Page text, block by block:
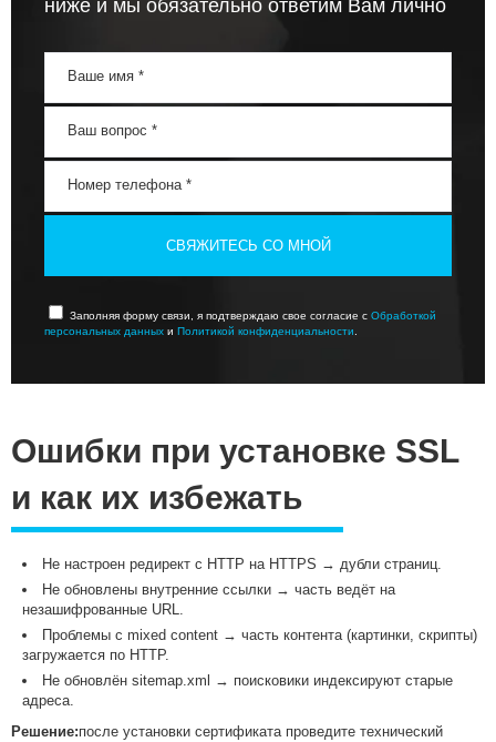
ниже и мы обязательно ответим Вам лично
СВЯЖИТЕСЬ СО МНОЙ
Заполняя форму связи, я подтверждаю свое согласие с Обработкой
персональных данных и Политикой конфиденциальности.
Ошибки при установке SSL
и как их избежать
Не настроен редирект с HTTP на HTTPS → дубли страниц.
Не обновлены внутренние ссылки → часть ведёт на
незашифрованные URL.
Проблемы с mixed content → часть контента (картинки, скрипты)
загружается по HTTP.
Не обновлён sitemap.xml → поисковики индексируют старые
адреса.
Решение:после установки сертификата проведите технический